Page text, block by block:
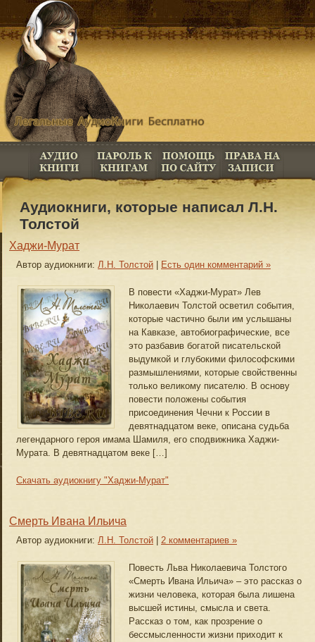
Аудиокниги, которые написал Л.Н.
Толстой
Хаджи-Мурат
Автор аудиокниги: Л.Н. Толстой Есть один комментарий »
В повести «Хаджи-Мурат» Лев
Николаевич Толстой осветил события,
которые частично были им услышаны
на Кавказе, автобиографические, все
это разбавив богатой писательской
выдумкой и глубокими философскими
размышлениями, которые свойственны
только великому писателю. В основу
повести положены события
присоединения Чечни к России в
девятнадцатом веке, описана судьба
легендарного героя имама Шамиля, его сподвижника Хаджи-
Мурата. В девятнадцатом веке […]
Скачать аудиокнигу "Хаджи-Мурат"
Смерть Ивана Ильича
Автор аудиокниги: Л.Н. Толстой 2 комментариев »
Повесть Льва Николаевича Толстого
«Смерть Ивана Ильича» – это рассказ о
жизни человека, которая была лишена
высшей истины, смысла и света.
Рассказ о том, как прозрение о
бессмысленности жизни приходит к